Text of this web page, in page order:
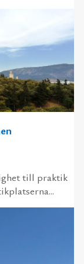
till praktik